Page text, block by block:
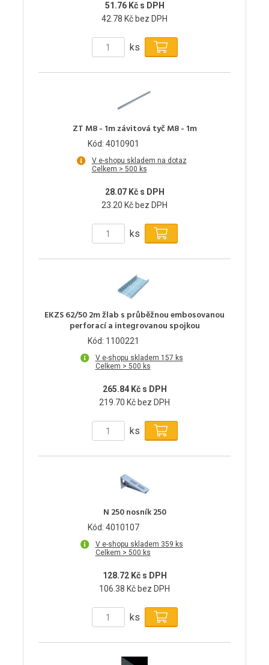
51.76 Kč s DPH
42.78 Kč bez DPH
ks
ZT M8 - 1m závitová tyč M8 - 1m
Kód: 4010901
V e-shopu skladem na dotaz
Celkem > 500 ks
28.07 Kč s DPH
23.20 Kč bez DPH
ks
EKZS 62/50 2m žlab s průběžnou embosovanou
perforací a integrovanou spojkou
Kód: 1100221
V e-shopu skladem 157 ks
Celkem > 500 ks
265.84 Kč s DPH
219.70 Kč bez DPH
ks
N 250 nosník 250
Kód: 4010107
V e-shopu skladem 359 ks
Celkem > 500 ks
128.72 Kč s DPH
106.38 Kč bez DPH
ks